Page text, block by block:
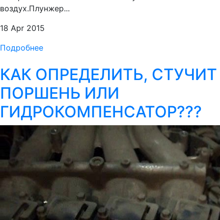
воздух.Плунжер...
18 Apr 2015
Подробнее
КАК ОПРЕДЕЛИТЬ, СТУЧИТ
ПОРШЕНЬ ИЛИ
ГИДРОКОМПЕНСАТОР???